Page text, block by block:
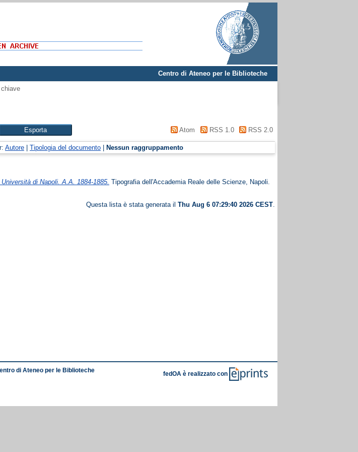
Centro di Ateneo per le Biblioteche
Atom RSS 1.0 RSS 2.0
Autore |Tipologia del documento Nessun raggruppamento
di Napoli. A.A. 1884-1885. Tipografia dell'Accademia Reale delle Scienze, Napoli.
Questa lista è stata generata il Thu Aug 6 07:29:40 2026 CEST
di Ateneo per le Biblioteche
fedOA è realizzato con